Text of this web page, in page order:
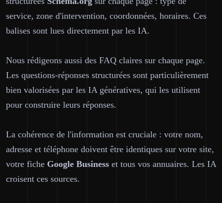
service, zone d'intervention, coordonnées, horaires. Ces
balises sont lues directement par les IA.
Nous rédigeons aussi des FAQ claires sur chaque page.
Les questions-réponses structurées sont particulièrement
bien valorisées par les IA génératives, qui les utilisent
pour construire leurs réponses.
La cohérence de l'information est cruciale : votre nom,
adresse et téléphone doivent être identiques sur votre site,
votre fiche Google Business et tous vos annuaires. Les IA
croisent ces sources.